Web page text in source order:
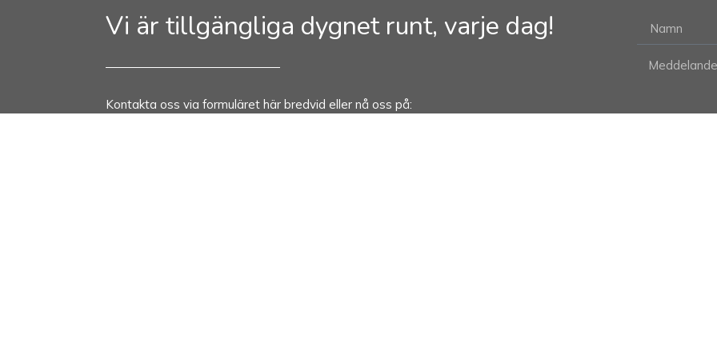
Vi är tillgängliga dygnet runt, varje dag!
Kontakta oss via formuläret här bredvid eller nå oss på: